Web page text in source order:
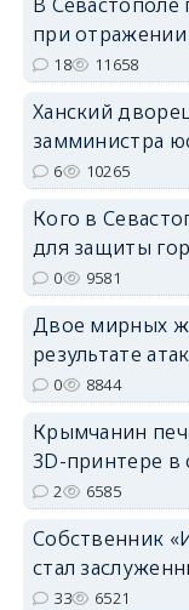
при
18 11658
Ханский
замминистра
6 10265
Кого в
для защиты
0 9581
Двое мирных
результате
0 8844
Крымчанин
3D-принтере в
2 6585
Собственник
стал
33 6521